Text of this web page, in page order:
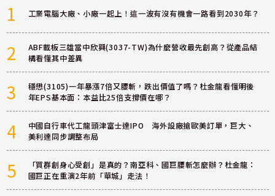
1 工業電腦大廠、小廠一起上！這一波有沒有機會一路看到2030年？
2
ABF載板三雄當中欣興(3037-TW)為什麼營收最先創高？從產品結
構看懂其中差異
3
穩懋(3105)一年暴漲7倍又腰斬，跌出價值了嗎？杜金龍看懂明後
年EPS基本面：本益比25倍支撐價在哪？
4
中國自行車代工龍頭津富士達IPO 海外設廠搶歐美訂單，巨大、
美利達同步調整布局
5
「買群創身心受創」是真的？南亞科、國巨腰斬怎麼辦？杜金龍：
國巨正在重演2年前「華城」走法！